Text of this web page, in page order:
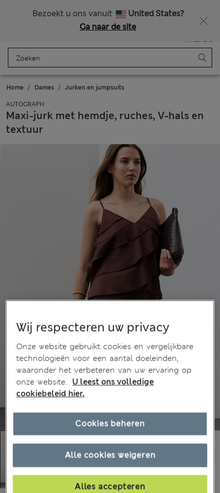
Bezoekt u ons vanuit
United States?
Ga naar de site
Winkelmand
Home Dames Jurken en jumpsuits
AUTOGRAPH
Maxi-jurk met hemdje, ruches, V-hals en
textuur
Wij respecteren uw privacy
Onze website gebruikt cookies en vergelijkbare
technologieën voor een aantal doeleinden,
waaronder het verbeteren van uw ervaring op
onze website.
U leest ons volledige
cookiebeleid hier.
Alle cookies weigeren
Alles accepteren
Cookies beheren